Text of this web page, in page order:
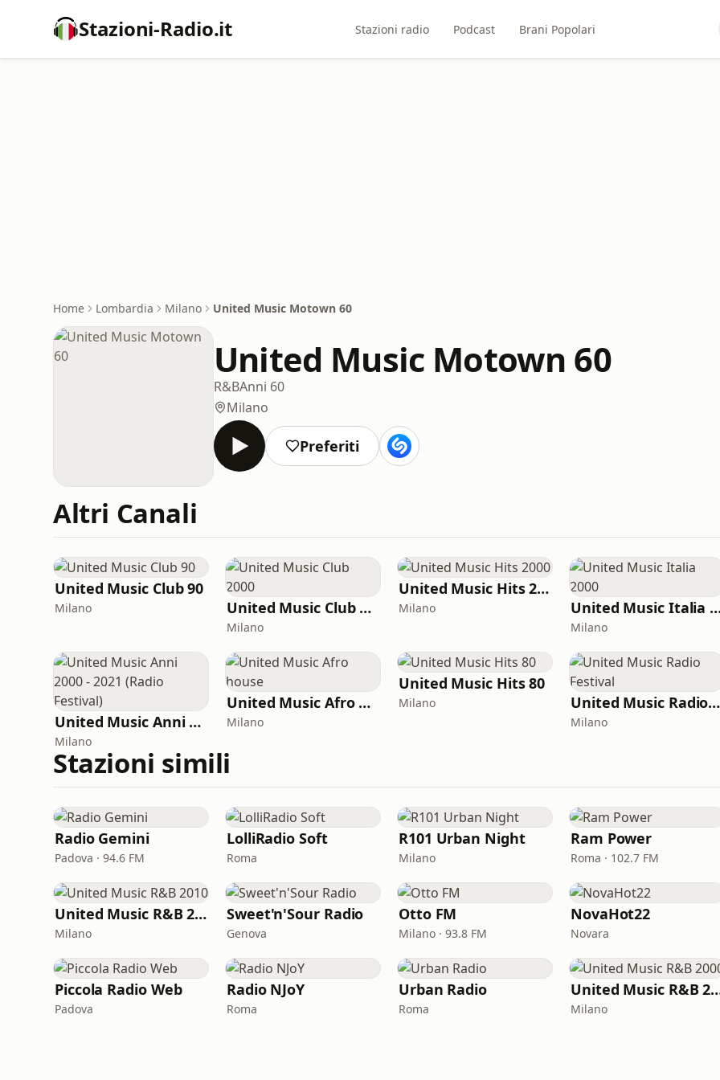
Stazioni-Radio.it Stazioni radio Podcast Brani Popolari
Home Lombardia Milano United Music Motown 60
United Music Motown 60
R&BAnni 60
Milano
Preferiti
Altri Canali
United Music Club 90
Milano United Music Club 2000
Milano
United Music Hits 2000
Milano United Music
Milano
United Music Anni 2000 - 2021 (Radio Festival)
Milano
United Music Afro house
Milano
United Music Hits 80
Milano United Music Radio Festival
Milano
Stazioni simili
Radio Gemini
Padova · 94.6 FM
LolliRadio Soft
Roma
R101 Urban Night
Milano
Ram Power
Roma · 102.7 FM
United Music R&B 2010
Milano
Sweet'n'Sour Radio
Genova
Otto FM
Milano · 93.8 FM
NovaHot22
Novara
Piccola Radio Web
Padova
Radio NJoY
Roma
Urban Radio
Roma
United
Milano